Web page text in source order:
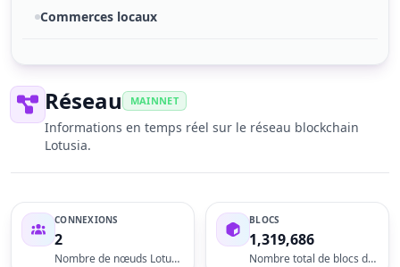
Commerces locaux
Réseau MAINNET
Informations en temps réel sur le réseau blockchain
Lotusia.
CONNEXIONS
2
Nombre de nœuds Lotus connectés à l'explorateur
BLOCS
1,319,686
Nombre total de blocs dans la blockchain